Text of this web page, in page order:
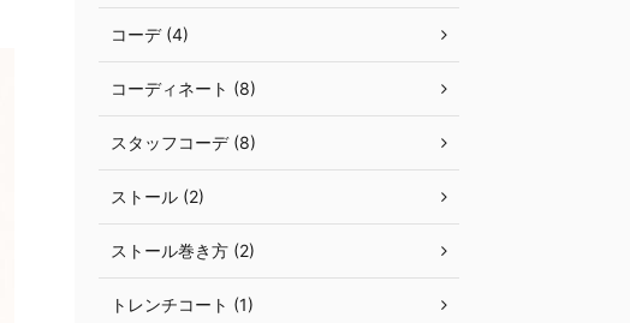
コーデ (4)
コーディネート (8)
スタッフコーデ (8)
ストール (2)
ストール巻き方 (2)
トレンチコート (1)